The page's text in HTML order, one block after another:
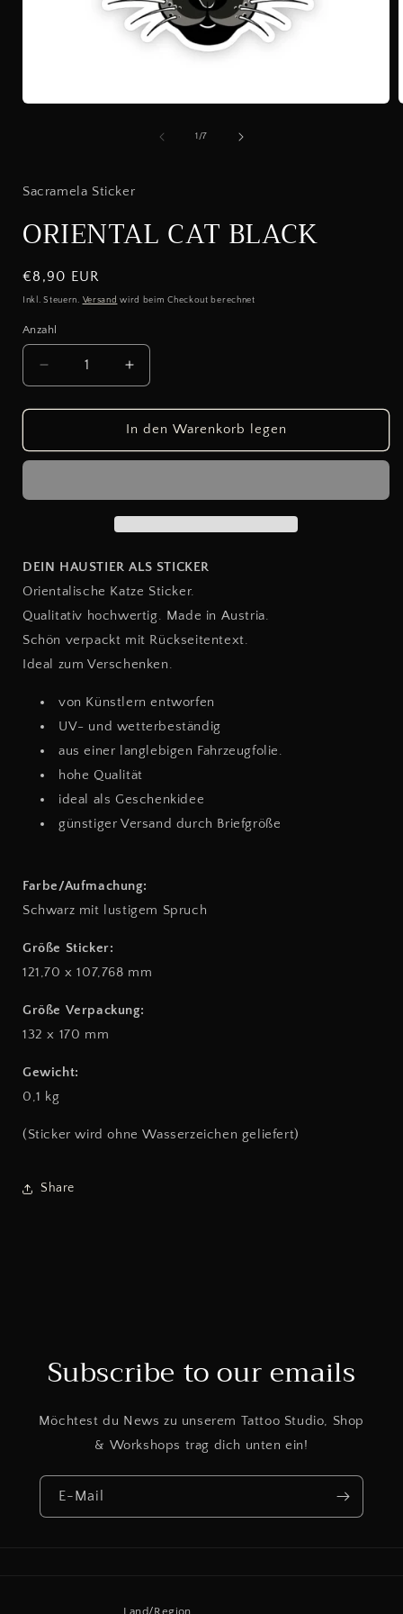
1/von
7
Sacramela Sticker
ORIENTAL CAT BLACK
Normaler
Preis
€8,90 EUR
Inkl. Steuern. Versand wird beim Checkout berechnet
Anzahl
Verringere
die
Menge
ORIENTAL
Erhöhe
die
Menge
für
ORIENTAL
In den Warenkorb legen
DEIN HAUSTIER ALS STICKER
Orientalische Katze Sticker.
Qualitativ hochwertig. Made in Austria.
Schön verpackt mit Rückseitentext.
Ideal zum Verschenken.
von Künstlern entworfen
UV- und wetterbeständig
aus einer langlebigen Fahrzeugfolie.
hohe Qualität
ideal als Geschenkidee
günstiger Versand durch Briefgröße
Farbe/Aufmachung:
Schwarz mit lustigem Spruch
Größe Sticker:
121,70 x 107,768 mm
Größe Verpackung:
132 x 170 mm
Gewicht:
0,1 kg
(Sticker wird ohne Wasserzeichen geliefert)
Share
Subscribe to our emails
Möchtest du News zu unserem Tattoo Studio, Shop
& Workshops trag dich unten ein!
E-Mail
Land/Region